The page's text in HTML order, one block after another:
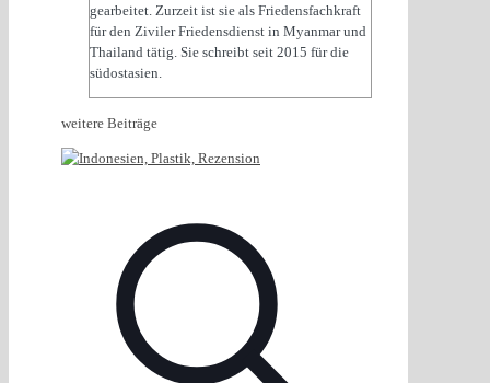
gearbeitet. Zurzeit ist sie als Friedensfachkraft
für den Ziviler Friedensdienst in Myanmar und
Thailand tätig. Sie schreibt seit 2015 für die
südostasien.
weitere Beiträge